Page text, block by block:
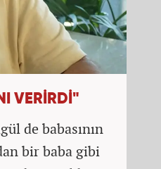
VERİRDİ"
de babasının
bir baba gibi